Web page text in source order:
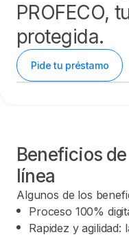
PROFECO,
protegida.
Pide tu préstamo
Beneficios
línea
Algunos de los
Proceso 100%
Rapidez y agilidad: